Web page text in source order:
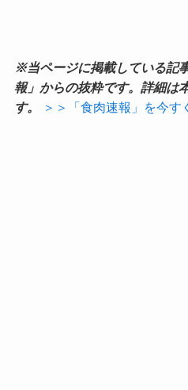
※当ページに掲載している記
報」からの抜粋です。詳細は
す。
＞＞「食肉速報」を今す